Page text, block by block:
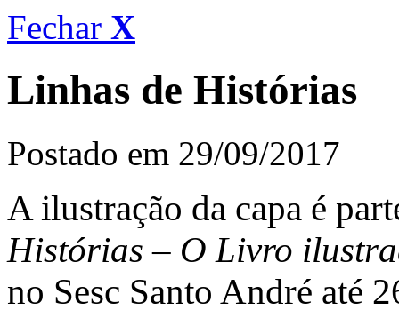
Fechar X
Linhas de Histórias
Postado em 29/09/2017
A ilustração da capa é
Histórias – O Livro
no Sesc Santo André até